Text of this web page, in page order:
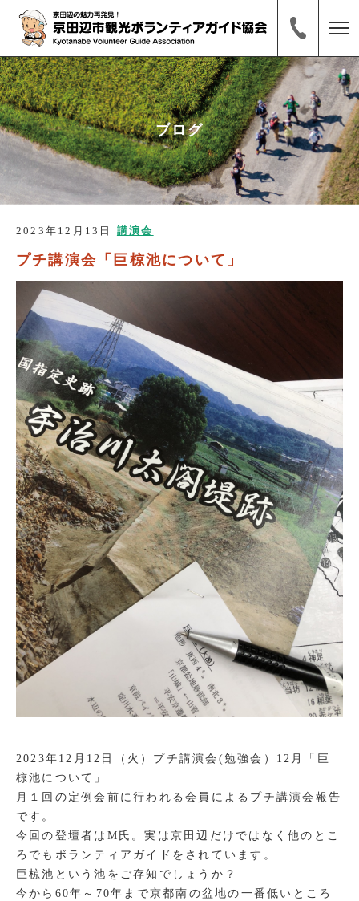
ブログ
2023年12月13日 講演会
プチ講演会「巨椋池について」
2023年12月12日（火）プチ講演会(勉強会）12月「巨
椋池について」
月１回の定例会前に行われる会員によるプチ講演会報告
です。
今回の登壇者はM氏。実は京田辺だけではなく他のとこ
ろでもボランティアガイドをされています。
巨椋池という池をご存知でしょうか？
今から60年～70年まで京都南の盆地の一番低いところ